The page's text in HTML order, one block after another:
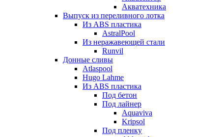
Акватехника
Выпуск из переливного лотка
Из ABS пластика
AstralPool
Из неражавеющей стали
Runvil
Донные сливы
Atlaspool
Hugo Lahme
Из ABS пластика
Под бетон
Под лайнер
Aquaviva
Kripsol
Под пленку